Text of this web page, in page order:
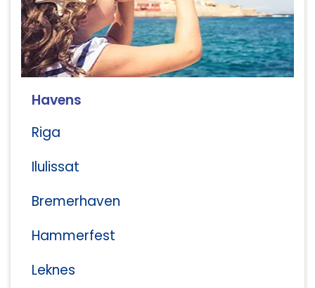
Havens
Riga
Ilulissat
Bremerhaven
Hammerfest
Leknes